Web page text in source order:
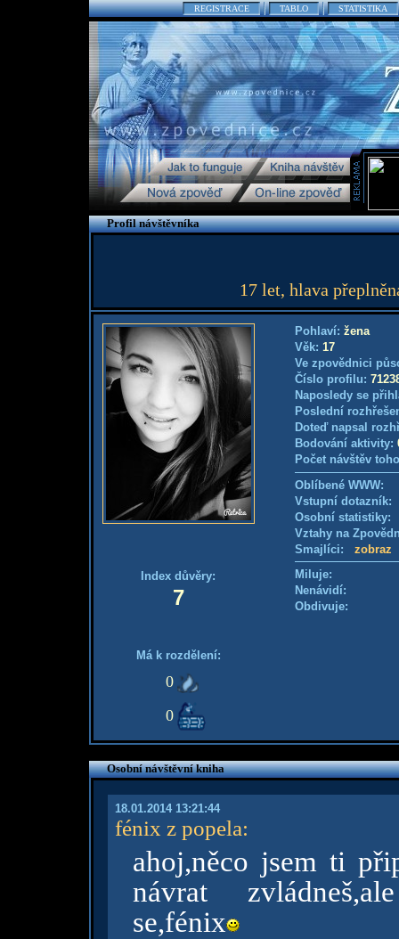
REGISTRACE TABLO STATISTIKA
Profil návštěvníka
17 let, hlava
Index důvěry:
7
Má k rozdělení:
0
0
Pohlaví: žena
Věk: 17
Ve zpovědnici
Číslo profilu:
Naposledy se
Poslední
Doteď napsal
Bodování aktivity:
Počet návštěv
Oblíbené WWW:
Vstupní
Osobní
Vztahy na
Smajlíci: zobraz
Miluje:
Nenávidí:
Obdivuje:
Osobní návštěvní kniha
18.01.2014 13:21:44
fénix z popela:
ahoj,něco jsem ti
návrat
se,fénix